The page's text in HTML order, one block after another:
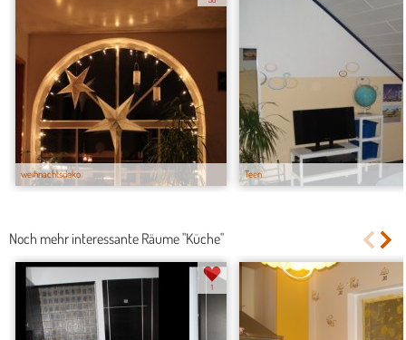
weihnachtsdeko Teen
Noch mehr interessante Räume "Küche"
1